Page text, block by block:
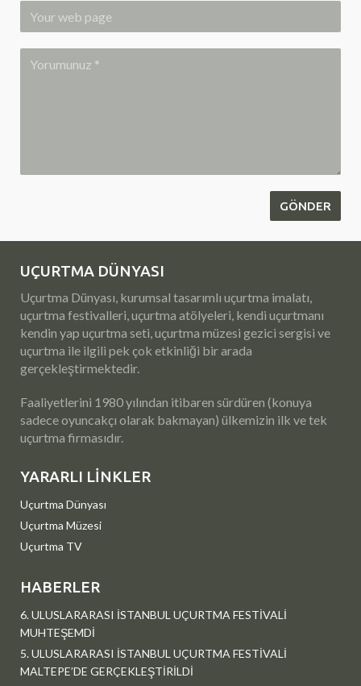
UÇURTMA DÜNYASI
Uçurtma Dünyası, kurumsal tasarımlı uçurtma imalatı,
uçurtma festivalleri, uçurtma atölyeleri, kendi uçurtmanı
kendin yap uçurtma seti, uçurtma müzesi gezici sergisi ve
uçurtma ile ilgili pek çok etkinliği bir arada
gerçekleştirmektedir.
Faaliyetlerini 1980 yılından itibaren sürdüren (konuya
sadece oyuncakçı olarak bakmayan) ülkemizin ilk ve tek
uçurtma firmasıdır.
YARARLI LINKLER
Uçurtma Dünyası
Uçurtma Müzesi
Uçurtma TV
HABERLER
6. ULUSLARARASI İSTANBUL UÇURTMA FESTİVALİ
MUHTEŞEMDİ
5. ULUSLARARASI İSTANBUL UÇURTMA FESTİVALİ
MALTEPE’DE GERÇEKLEŞTİRİLDİ